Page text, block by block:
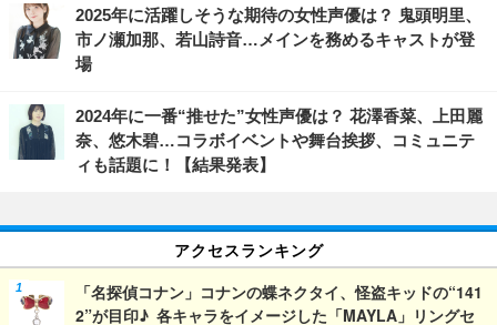
2025年に活躍しそうな期待の女性声優は？ 鬼頭明里、
市ノ瀬加那、若山詩音…メインを務めるキャストが登
場
2024年に一番“推せた”女性声優は？ 花澤香菜、上田麗
奈、悠木碧…コラボイベントや舞台挨拶、コミュニテ
ィも話題に！【結果発表】
アクセスランキング
「名探偵コナン」コナンの蝶ネクタイ、怪盗キッドの“141
2”が目印♪ 各キャラをイメージした「MAYLA」リングセ